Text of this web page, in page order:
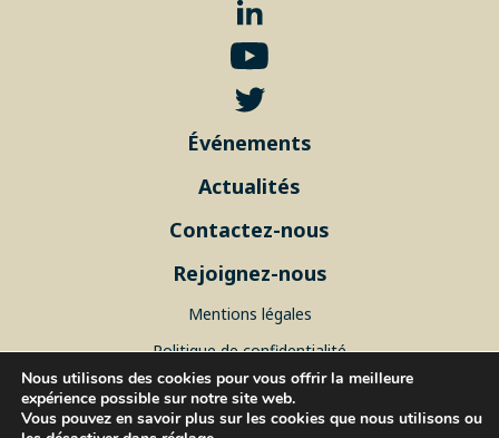
Événements
Actualités
Contactez-nous
Rejoignez-nous
Mentions légales
Politique de confidentialité
Plan du site
Nous utilisons des cookies pour vous offrir la meilleure
expérience possible sur notre site web.
Vous pouvez en savoir plus sur les cookies que nous utilisons ou